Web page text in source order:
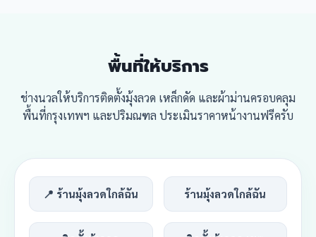
พื้นที่ให้บริการ
ช่างนวลให้บริการติดตั้งมุ้งลวด เหล็กดัด และผ้าม่านครอบคลุม
พื้นที่กรุงเทพฯ และปริมณฑล ประเมินราคาหน้างานฟรีครับ
📍 ร้านมุ้งลวดใกล้ฉัน ร้านมุ้งลวดใกล้ฉัน